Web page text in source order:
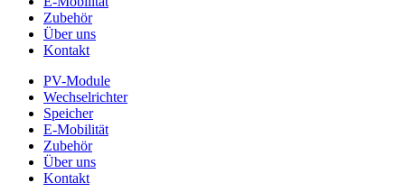
Zubehör
Über uns
Kontakt
PV-Module
Wechselrichter
Speicher
E-Mobilität
Zubehör
Über uns
Kontakt